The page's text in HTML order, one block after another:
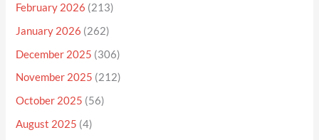
February 2026 (213)
January 2026 (262)
December 2025 (306)
November 2025 (212)
October 2025 (56)
August 2025 (4)